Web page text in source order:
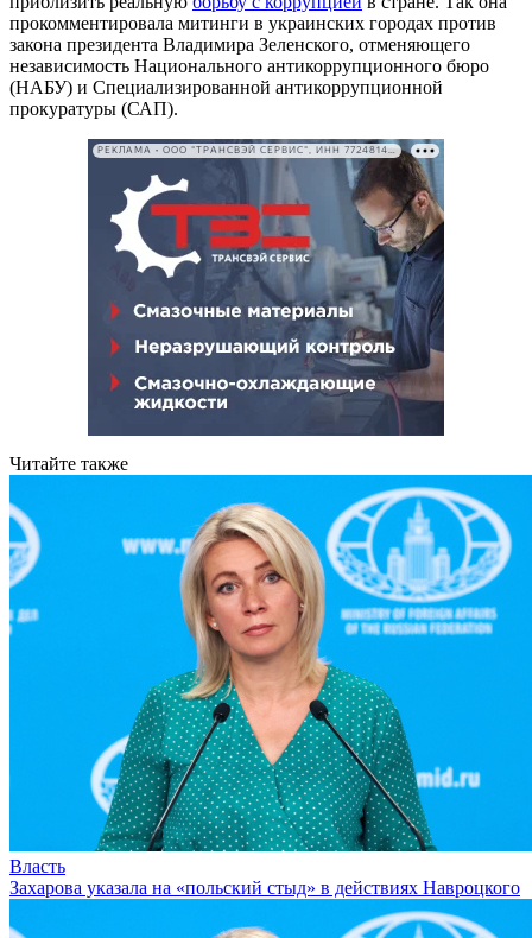
прокомментировала митинги в украинских городах против
закона президента Владимира Зеленского, отменяющего
независимость Национального антикоррупционного бюро
(НАБУ) и Специализированной антикоррупционной
прокуратуры (САП).
РЕКЛАМА • ООО "ТРАНСВЭЙ СЕРВИС", ИНН 7724814198
Читайте также
Власть
Захарова указала на «польский стыд» в действиях Навроцкого